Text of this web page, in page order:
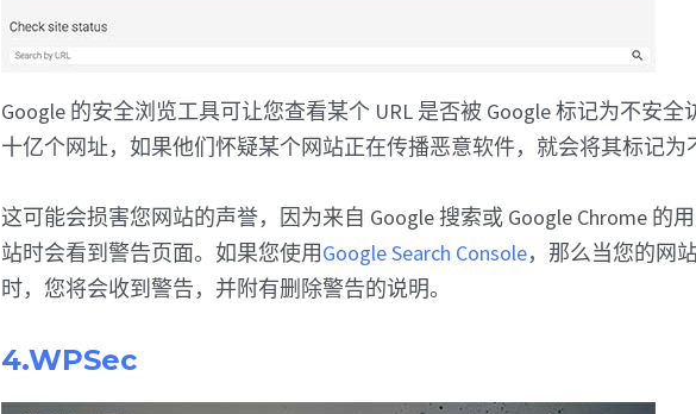
Google 的安全浏览工具可让您查看某个 URL 是否被 Google 标记为不安
十亿个网址，如果他们怀疑某个网站正在传播恶意软件，就会将其标记为
这可能会损害您网站的声誉，因为来自 Google 搜索或 Google Chrome 的
站时会看到警告页面。如果您使用Google Search Console，那么当您的网
时，您将会收到警告，并附有删除警告的说明。
4.WPSec